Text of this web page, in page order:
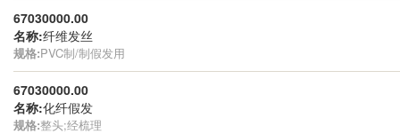
67030000.00
名称:纤维发丝
规格:PVC制/制假发用
67030000.00
名称:化纤假发
规格:整头;经梳理